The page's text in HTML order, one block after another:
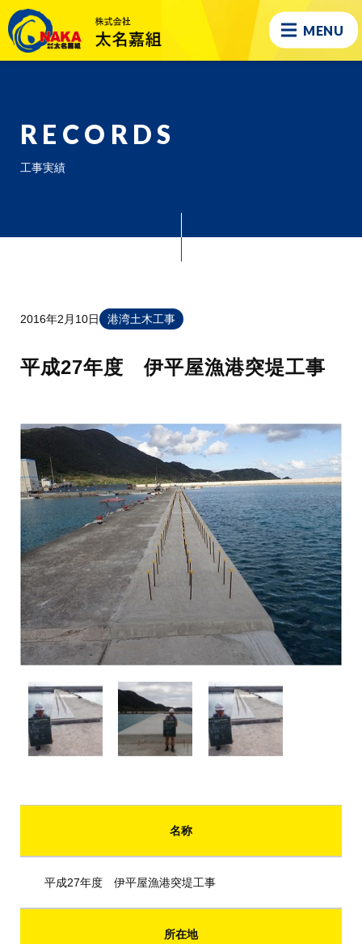
MENU
RECORDS
工事実績
2016年2月10日 港湾土木工事
平成27年度 伊平屋漁港突堤工事
名称
平成27年度 伊平屋漁港突堤工事
所在地